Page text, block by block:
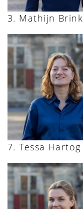
Mathijn Brink
Tessa Hartog